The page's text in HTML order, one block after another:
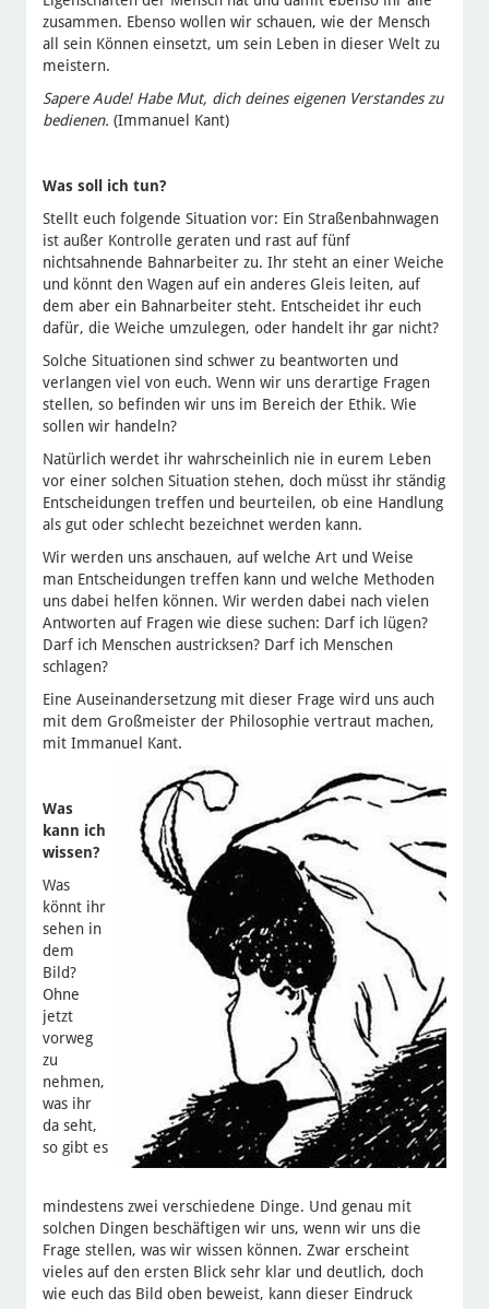
zusammen. Ebenso wollen wir schauen, wie der Mensch
all sein Können einsetzt, um sein Leben in dieser Welt zu
meistern.
Sapere Aude! Habe Mut, dich deines eigenen Verstandes zu
bedienen. (Immanuel Kant)
Was soll ich tun?
Stellt euch folgende Situation vor: Ein Straßenbahnwagen
ist außer Kontrolle geraten und rast auf fünf
nichtsahnende Bahnarbeiter zu. Ihr steht an einer Weiche
und könnt den Wagen auf ein anderes Gleis leiten, auf
dem aber ein Bahnarbeiter steht. Entscheidet ihr euch
dafür, die Weiche umzulegen, oder handelt ihr gar nicht?
Solche Situationen sind schwer zu beantworten und
verlangen viel von euch. Wenn wir uns derartige Fragen
stellen, so befinden wir uns im Bereich der Ethik. Wie
sollen wir handeln?
Natürlich werdet ihr wahrscheinlich nie in eurem Leben
vor einer solchen Situation stehen, doch müsst ihr ständig
Entscheidungen treffen und beurteilen, ob eine Handlung
als gut oder schlecht bezeichnet werden kann.
Wir werden uns anschauen, auf welche Art und Weise
man Entscheidungen treffen kann und welche Methoden
uns dabei helfen können. Wir werden dabei nach vielen
Antworten auf Fragen wie diese suchen: Darf ich lügen?
Darf ich Menschen austricksen? Darf ich Menschen
schlagen?
Eine Auseinandersetzung mit dieser Frage wird uns auch
mit dem Großmeister der Philosophie vertraut machen,
mit Immanuel Kant.
Was
kann ich
wissen?
Was
könnt ihr
sehen in
dem
Bild?
Ohne
jetzt
vorweg
zu
nehmen,
was ihr
da seht,
so gibt es
mindestens zwei verschiedene Dinge. Und genau mit
solchen Dingen beschäftigen wir uns, wenn wir uns die
Frage stellen, was wir wissen können. Zwar erscheint
vieles auf den ersten Blick sehr klar und deutlich, doch
wie euch das Bild oben beweist, kann dieser Eindruck